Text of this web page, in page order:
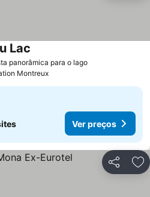
panorâmica para o lago
Lac
Montreux
Ver preços
Partilhar